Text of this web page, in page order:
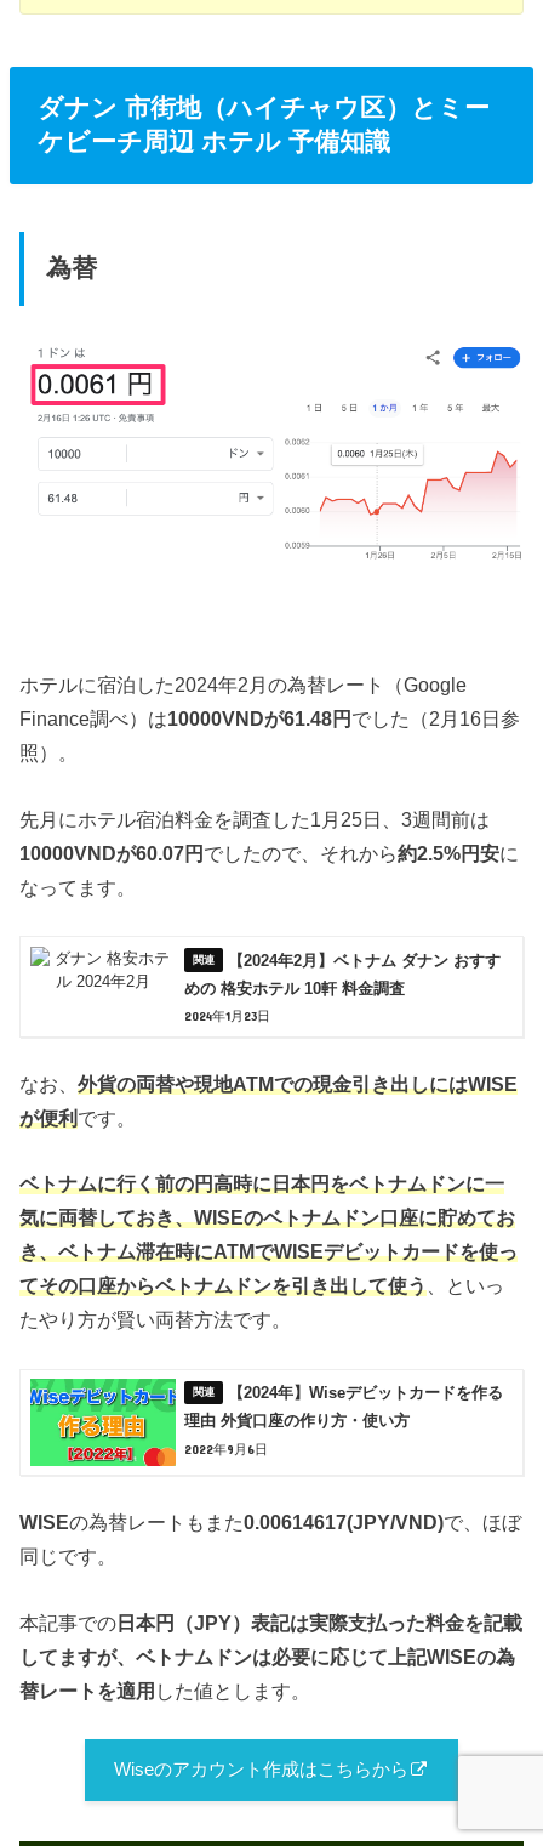
ダナン 市街地（ハイチャウ区）とミー
ケビーチ周辺 ホテル 予備知識
為替
ホテルに宿泊した2024年2月の為替レート
（Google
Finance調べ）は10000VNDが61.48円 でした（2月16日参
照）。
先月にホテル宿泊料金を調査した1月25日、3週間前は
10000VNDが60.07円 でしたので、それから約2.5%円安に
なってます。
【2024年2月】ベトナム ダナン おすす
めの 格安ホテル 10軒 料金調査
2024年1月23日
なお、外貨の両替や現地ATMでの現金引き出しにはWISE
が便利です。
ベトナムに行く前の円高時に日本円をベトナムドンに一
気に両替しておき、WISEのベトナムドン口座に貯めてお
き、ベトナム滞在時にATMでWISEデビットカードを使っ
てその口座からベトナムドンを引き出して使う 、といっ
たやり方が賢い両替方法です。
【2024年】Wiseデビットカードを作る
理由 外貨口座の作り方・使い方
2022年9月6日
WISEの為替レートもまた0.00614617(JPY/VND)で、ほぼ
同じです。
本記事での日本円（JPY）表記は実際支払った料金を記載
してますが、ベトナムドンは必要に応じて 上記WISEの為
替レートを適用 した値とします。
Wiseのアカウント作成はこちらから